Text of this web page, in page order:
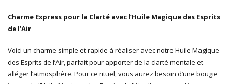
Charme Express pour la Clarté avec l’Huile Magique des Esprits
de l’Air
Voici un charme simple et rapide à réaliser avec notre Huile Magique
des Esprits de l’Air, parfait pour apporter de la clarté mentale et
alléger l’atmosphère. Pour ce rituel, vous aurez besoin d’une bougie